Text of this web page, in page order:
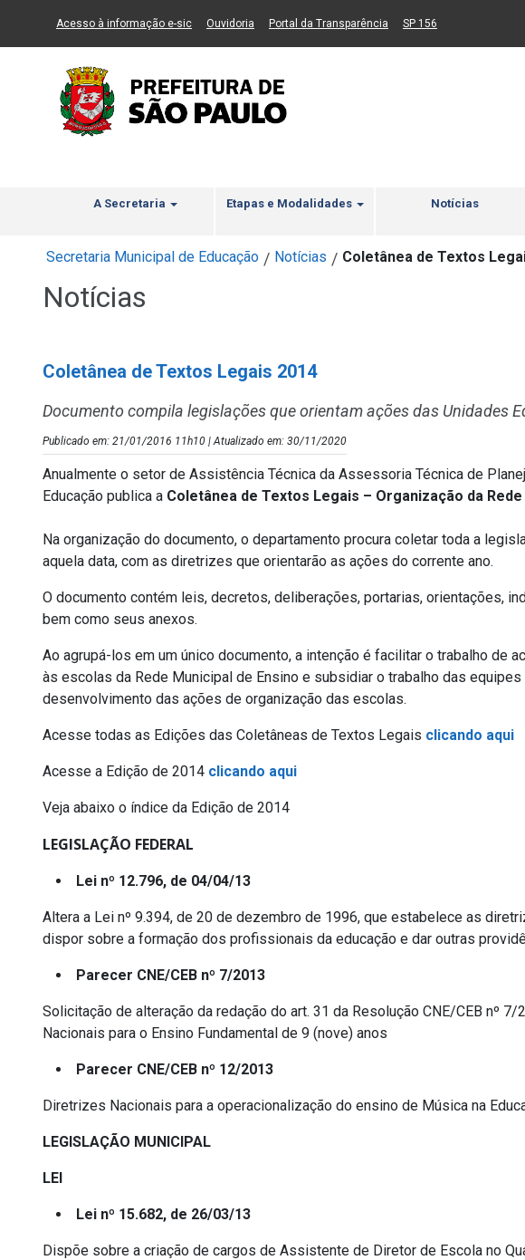
Ir ao Conteúdo Ir para menu principal 2 Ir para busca Ir para rodapé
Acesso à informação e-sic(Link para um novo sítio)
Ouvidoria (Link para um novo sítio)
Portal da Transparência (Link para um novo sítio)
SP 156
A Secretaria Etapas e Modalidades Notícias
Secretaria Municipal de Educação / Notícias / Coletânea de Textos
Notícias
Coletânea de Textos Legais 2014
Documento compila legislações que orientam ações das Unidades
Publicado em: 21/01/2016 11h10 | Atualizado em: 30/11/2020
Anualmente o setor de Assistência Técnica da Assessoria Técnica de
Educação publica a Coletânea de Textos Legais – Organização da
Na organização do documento, o departamento procura coletar toda a
aquela data, com as diretrizes que orientarão as ações do corrente ano.
O documento contém leis, decretos, deliberações, portarias, orientações,
bem como seus anexos.
Ao agrupá-los em um único documento, a intenção é facilitar o trabalho de
às escolas da Rede Municipal de Ensino e subsidiar o trabalho das
desenvolvimento das ações de organização das escolas.
Acesse todas as Edições das Coletâneas de Textos Legais clicando aqui
Acesse a Edição de 2014 clicando aqui
Veja abaixo o índice da Edição de 2014
LEGISLAÇÃO FEDERAL
Lei nº 12.796, de 04/04/13
Altera a Lei nº 9.394, de 20 de dezembro de 1996, que estabelece as
dispor sobre a formação dos profissionais da educação e dar outras
Parecer CNE/CEB nº 7/2013
Solicitação de alteração da redação do art. 31 da Resolução CNE/CEB nº
Nacionais para o Ensino Fundamental de 9 (nove) anos
Parecer CNE/CEB nº 12/2013
Diretrizes Nacionais para a operacionalização do ensino de Música na
LEGISLAÇÃO MUNICIPAL
LEI
Lei nº 15.682, de 26/03/13
Dispõe sobre a criação de cargos de Assistente de Diretor de Escola no